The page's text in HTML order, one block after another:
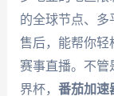
的全球节点、多
售后，能帮你轻
赛事直播。不管
界杯， 番茄加速